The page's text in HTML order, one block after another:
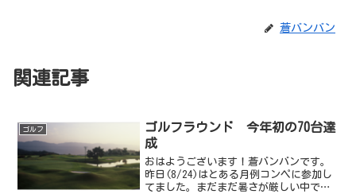
蒼バンバン
関連記事
ゴルフ
ゴルフラウンド 今年初の70台達
成
おはようございます！蒼バンバンです。
昨日(8/24)はとある月例コンペに参加し
てました。まだまだ暑さが厳しい中です